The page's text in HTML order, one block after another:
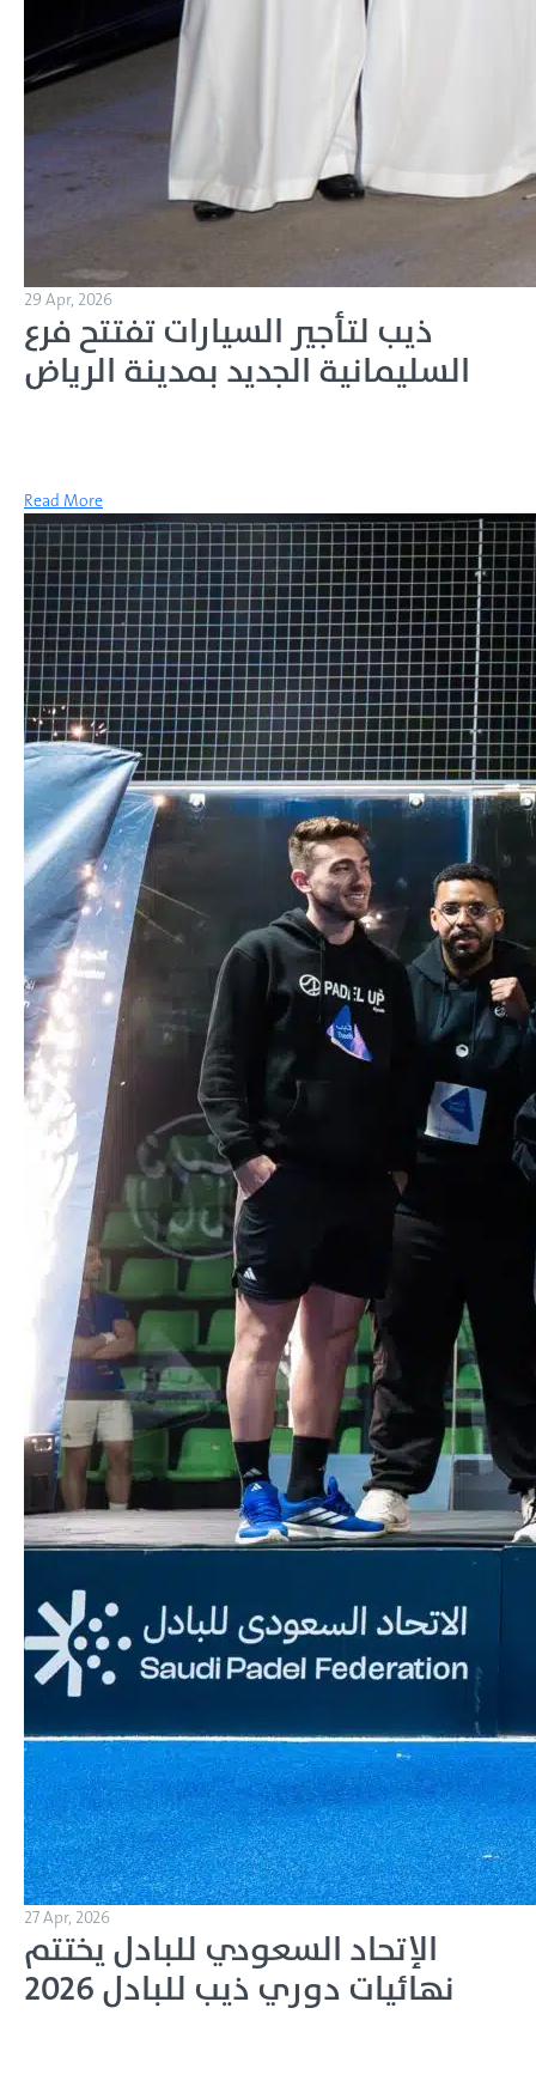
29 Apr, 2026
ذيب لتأجير السيارات تفتتح فرع
السليمانية الجديد بمدينة الرياض
Read More
27 Apr, 2026
الإتحاد السعودي للبادل يختتم
نهائيات دوري ذيب للبادل 2026